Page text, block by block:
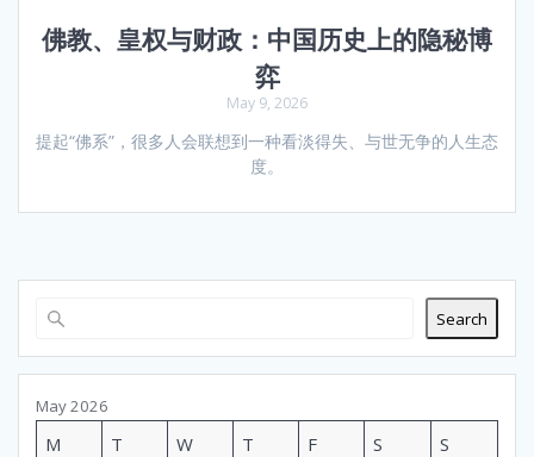
佛教、皇权与财政：中国历史上的隐秘博
弈
May 9, 2026
提起“佛系”，很多人会联想到一种看淡得失、与世无争的人生态
度。
Search
May 2026
M T W T F S
S